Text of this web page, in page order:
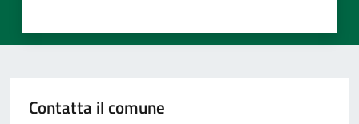
Contatta il comune